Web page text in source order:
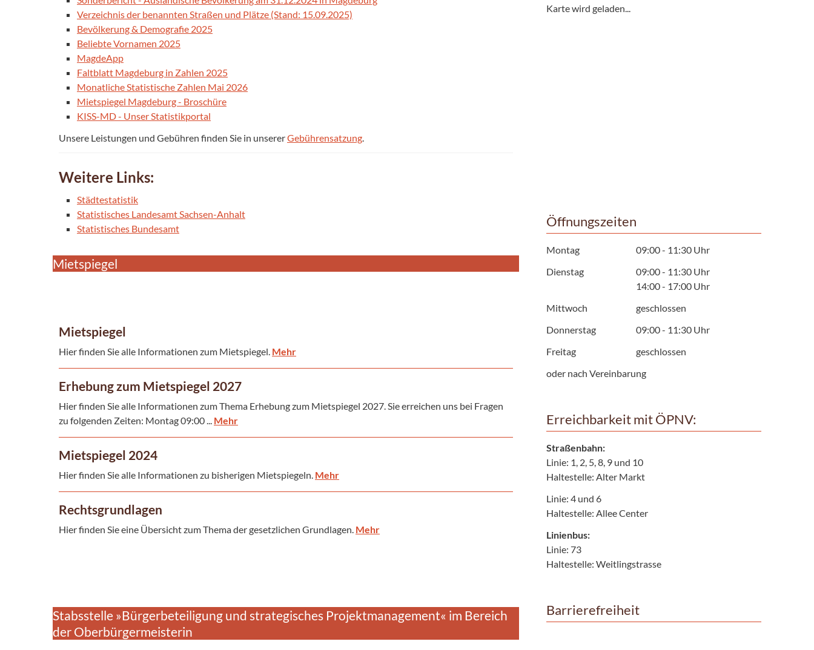
Verzeichnis der benannten Straßen und Plätze (Stand: 15.09.2025)
Bevölkerung & Demografie 2025
Beliebte Vornamen 2025
MagdeApp
Faltblatt Magdeburg in Zahlen 2025
Monatliche Statistische Zahlen Mai 2026
Mietspiegel Magdeburg - Broschüre
KISS-MD - Unser Statistikportal
Unsere Leistungen und Gebühren finden Sie in unsererGebührensatzung
Weitere Links:
Städtestatistik
Statistisches Landesamt Sachsen-Anhalt
Statistisches Bundesamt
Mietspiegel
Mietspiegel
Hier finden Sie alle Informationen zum Mietspiegel. Mehr
Erhebung zum Mietspiegel 2027
Hier finden Sie alle Informationen zum Thema Erhebung zum Mietspiegel 2027. Sie erreichen uns bei Fragen
zu folgenden Zeiten: Montag 09:00 ... Mehr
Mietspiegel 2024
Hier finden Sie alle Informationen zu bisherigen Mietspiegeln. Mehr
Rechtsgrundlagen
Hier finden Sie eine Übersicht zum Thema der gesetzlichen Grundlagen. Mehr
Stabsstelle »Bürgerbeteiligung und strategisches Projektmanagement« im Bereich
der Oberbürgermeisterin
Karte wird geladen...
Öffnungszeiten
Montag
09:00 - 11:30 Uhr
Dienstag
09:00 - 11:30 Uhr
14:00 - 17:00 Uhr
Mittwoch
geschlossen
Donnerstag
09:00 - 11:30 Uhr
Freitag
geschlossen
oder nach Vereinbarung
Erreichbarkeit mit ÖPNV:
Straßenbahn:
Linie: 1, 2, 5, 8, 9 und 10
Haltestelle: Alter Markt
Linie: 4 und 6
Haltestelle: Allee Center
Linienbus:
Linie: 73
Haltestelle: Weitlingstrasse
Barrierefreiheit